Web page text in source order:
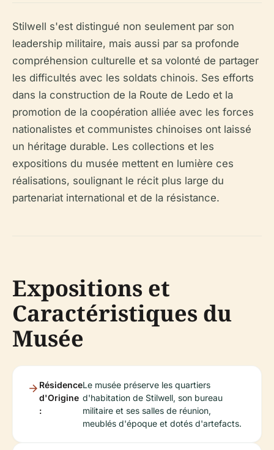
Stilwell s'est distingué non seulement par son
leadership militaire, mais aussi par sa profonde
compréhension culturelle et sa volonté de partager
les difficultés avec les soldats chinois. Ses efforts
dans la construction de la Route de Ledo et la
promotion de la coopération alliée avec les forces
nationalistes et communistes chinoises ont laissé
un héritage durable. Les collections et les
expositions du musée mettent en lumière ces
réalisations, soulignant le récit plus large du
partenariat international et de la résistance.
Expositions et
Caractéristiques du
Musée
Résidence
d'Origine
:
Le musée préserve les quartiers
d'habitation de Stilwell, son bureau
militaire et ses salles de réunion,
meublés d'époque et dotés d'artefacts.